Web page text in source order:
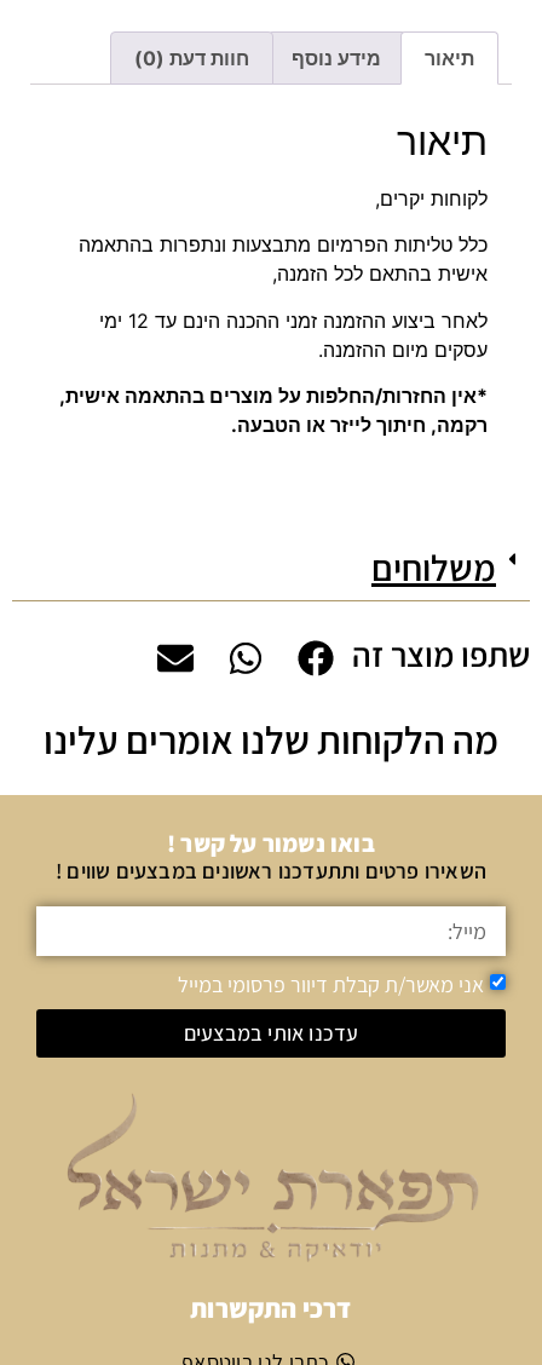
תיאור מידע נוסף חוות דעת (0)
תיאור
לקוחות יקרים,
כלל טליתות הפרמיום מתבצעות ונתפרות בהתאמה
אישית בהתאם לכל הזמנה,
לאחר ביצוע ההזמנה זמני ההכנה הינם עד 12 ימי
עסקים מיום ההזמנה.
*אין החזרות/החלפות על מוצרים בהתאמה אישית,
רקמה, חיתוך לייזר או הטבעה.
משלוחים
שתפו מוצר זה
מה הלקוחות שלנו אומרים עלינו
בואו נשמור על קשר !
השאירו פרטים ותתעדכנו ראשונים במבצעים שווים !
אני מאשר/ת קבלת דיוור פרסומי במייל
עדכנו אותי במבצעים
דרכי התקשרות